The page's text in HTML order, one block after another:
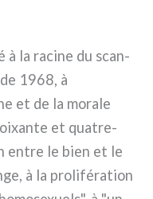
à la raci­ne du scan­
1968, à
et de la mora­le
et quatre-
entre le bien et le
à la pro­li­fé­ra­tion